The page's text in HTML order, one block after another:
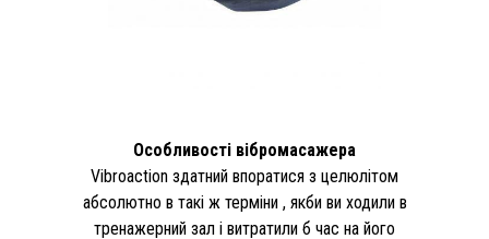
Особливості вібромасажера
Vibroaction здатний впоратися з целюлітом
абсолютно в такі ж терміни , якби ви ходили в
тренажерний зал і витратили б час на його